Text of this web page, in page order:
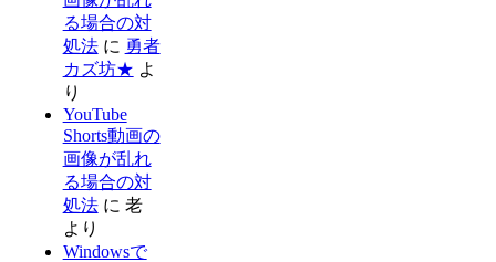
る場合の対
処法に 勇者
カズ坊★ よ
り
YouTube
Shorts動画の
画像が乱れ
る場合の対
処法に 老
より
Windowsで